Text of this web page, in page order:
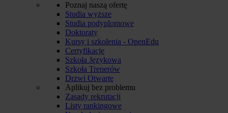
Poznaj naszą ofertę
Studia wyższe
Studia podyplomowe
Doktoraty
Kursy i szkolenia - OpenEdu
Certyfikacje
Szkoła Językowa
Szkoła Trenerów
Drzwi Otwarte
Aplikuj bez problemu
Zasady rekrutacji
Listy rankingowe